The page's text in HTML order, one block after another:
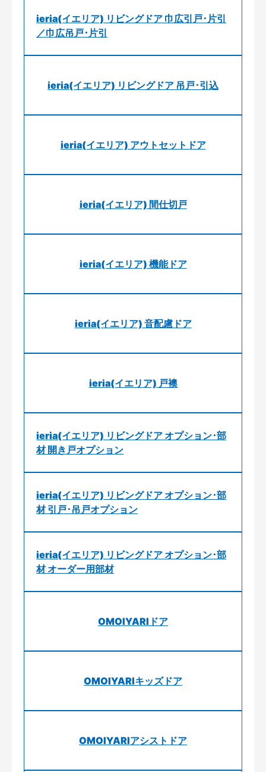
ieria(イエリア) リビングドア 巾広引戸･片引
／巾広吊戸･片引
ieria(イエリア) リビングドア 吊戸･引込
ieria(イエリア) アウトセットドア
ieria(イエリア) 間仕切戸
ieria(イエリア) 機能ドア
ieria(イエリア) 音配慮ドア
ieria(イエリア) 戸襖
ieria(イエリア) リビングドア オプション･部
材 開き戸オプション
ieria(イエリア) リビングドア オプション･部
材 引戸･吊戸オプション
ieria(イエリア) リビングドア オプション･部
材 オーダー用部材
OMOIYARIドア
OMOIYARIキッズドア
OMOIYARIアシストドア